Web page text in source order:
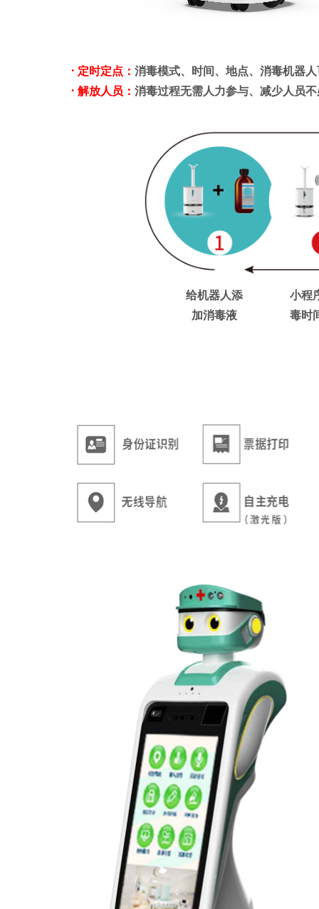
· 定时定点： 消毒模式、时间、地点、消毒机器
· 解放人员： 消毒过程无需人力参与、减少人员
给机器人添
加消毒液
小程
毒时